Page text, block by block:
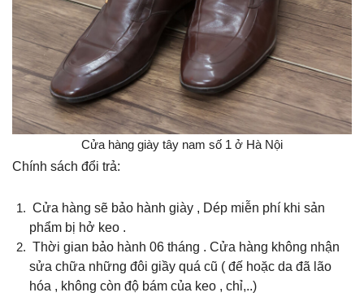
Cửa hàng giày tây nam số 1 ở Hà Nội
Chính sách đổi trả:
Cửa hàng sẽ bảo hành giày , Dép miễn phí khi sản
phẩm bị hở keo .
Thời gian bảo hành 06 tháng . Cửa hàng không nhận
sửa chữa những đôi giầy quá cũ ( đế hoặc da đã lão
hóa , không còn độ bám của keo , chỉ,..)